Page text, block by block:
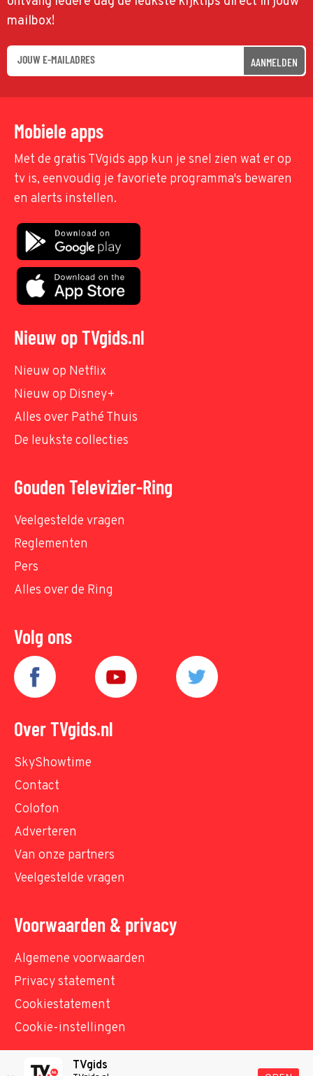
mailbox!
AANMELDEN
Mobiele apps
Met de gratis TVgids app kun je snel zien wat er op
tv is, eenvoudig je favoriete programma's bewaren
en alerts instellen.
Nieuw op TVgids.nl
Nieuw op Netflix
Nieuw op Disney+
Alles over Pathé Thuis
De leukste collecties
Gouden Televizier-Ring
Veelgestelde vragen
Reglementen
Pers
Alles over de Ring
Volg ons
Over TVgids.nl
SkyShowtime
Contact
Colofon
Adverteren
Van onze partners
Veelgestelde vragen
Voorwaarden & privacy
Algemene voorwaarden
Privacy statement
Cookiestatement
Cookie-instellingen
TVgids